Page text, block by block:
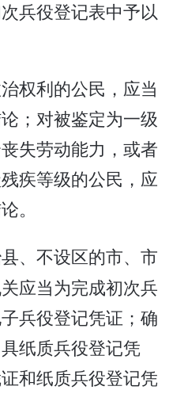
兵役登记表中予以
权利的公民，应当
；对被鉴定为一级
失劳动能力，或者
疾等级的公民，应
。
、不设区的市、市
应当为完成初次兵
兵役登记凭证；确
纸质兵役登记凭
和纸质兵役登记凭